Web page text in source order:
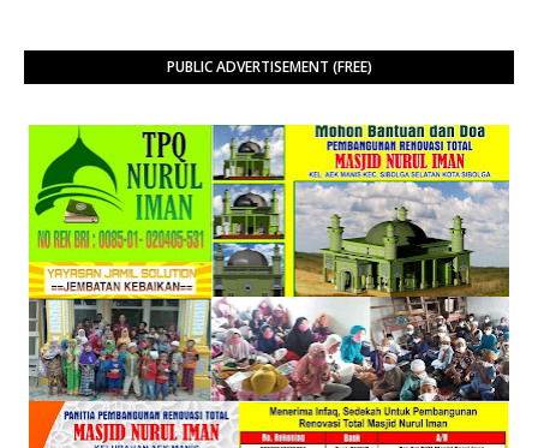
PUBLIC ADVERTISEMENT (FREE)